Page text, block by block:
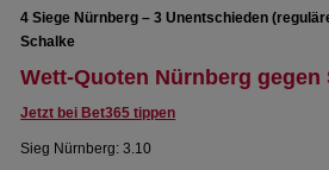
4 Siege Nürnberg – 3 Unentschieden
Schalke
Wett-Quoten Nürnberg gegen
Jetzt bei Bet365 tippen
Sieg Nürnberg: 3.10